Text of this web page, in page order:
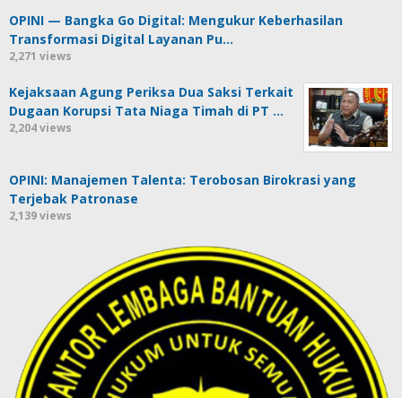
OPINI — Bangka Go Digital: Mengukur Keberhasilan
Transformasi Digital Layanan Pu…
2,271 views
Kejaksaan Agung Periksa Dua Saksi Terkait
Dugaan Korupsi Tata Niaga Timah di PT …
2,204 views
OPINI: Manajemen Talenta: Terobosan Birokrasi yang
Terjebak Patronase
2,139 views